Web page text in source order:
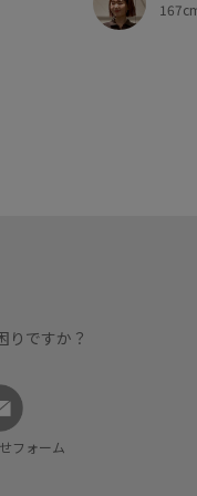
りですか？
フォーム